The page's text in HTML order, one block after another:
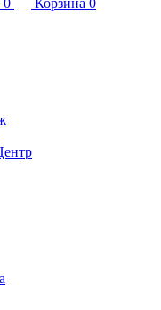
0 Корзина 0